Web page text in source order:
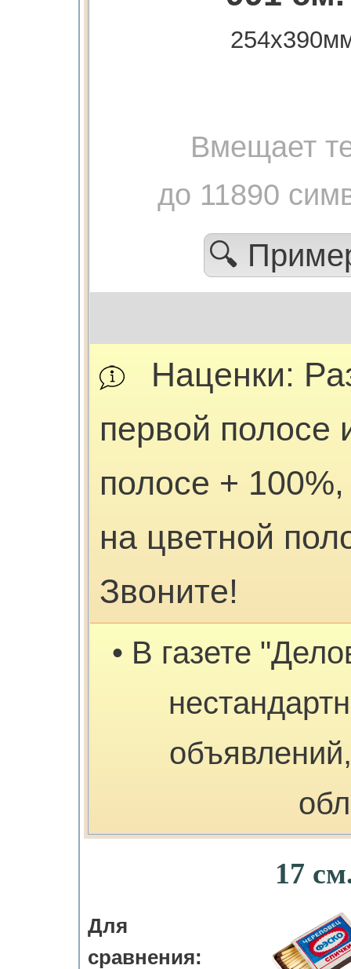
Вмещает
до 11890
🔍
Наценки:
первой полосе
полосе +
на цветной
Звоните!
• В газете
Для
сравнения:
17